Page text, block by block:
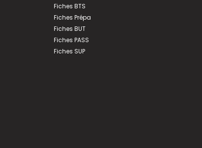
Fiches BTS
Fiches Prépa
Fiches BUT
Fiches PASS
Fiches SUP